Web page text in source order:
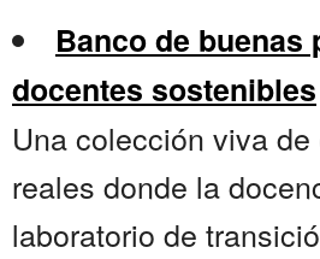
Banco de buenas
docentes sostenibles
Una colección viva
reales donde la
laboratorio de